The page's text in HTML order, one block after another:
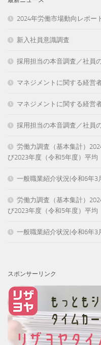
2024年労働市場動向レポー
新入社員意識調査
採用担当の本音調査／社員
マネジメントに関する経営
マネジメントに関する経営
採用担当の本音調査／社員
労働力調査（基本集計）
び2023年度（令和5年度）平均
一般職業紹介状況(令和6年3
労働力調査（基本集計）
び2023年度（令和5年度）平均
一般職業紹介状況(令和6年3
スポンサーリンク